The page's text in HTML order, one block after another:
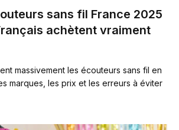
sans fil France 2025
achètent vraiment
massivement les écouteurs sans fil en
marques, les prix et les erreurs à éviter